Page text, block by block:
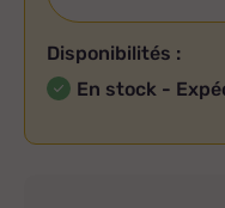
Disponibilités :
En stock -